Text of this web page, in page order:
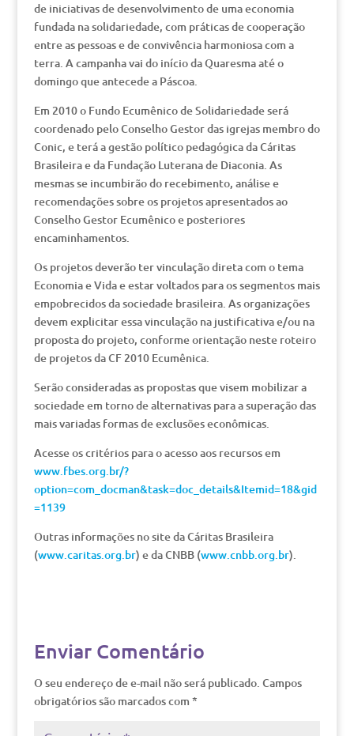
de iniciativas de desenvolvimento de uma economia
fundada na solidariedade, com práticas de cooperação
entre as pessoas e de convivência harmoniosa com a
terra. A campanha vai do início da Quaresma até o
domingo que antecede a Páscoa.
Em 2010 o Fundo Ecumênico de Solidariedade será
coordenado pelo Conselho Gestor das igrejas membro do
Conic, e terá a gestão político pedagógica da Cáritas
Brasileira e da Fundação Luterana de Diaconia. As
mesmas se incumbirão do recebimento, análise e
recomendações sobre os projetos apresentados ao
Conselho Gestor Ecumênico e posteriores
encaminhamentos.
Os projetos deverão ter vinculação direta com o tema
Economia e Vida e estar voltados para os segmentos mais
empobrecidos da sociedade brasileira. As organizações
devem explicitar essa vinculação na justificativa e/ou na
proposta do projeto, conforme orientação neste roteiro
de projetos da CF 2010 Ecumênica.
Serão consideradas as propostas que visem mobilizar a
sociedade em torno de alternativas para a superação das
mais variadas formas de exclusões econômicas.
Acesse os critérios para o acesso aos recursos em
www.fbes.org.br/?
option=com_docman&task=doc_details&Itemid=18&gid
=1139
Outras informações no site da Cáritas Brasileira
(www.caritas.org.br) e da CNBB (www.cnbb.org.br).
Enviar Comentário
O seu endereço de e-mail não será publicado. Campos
obrigatórios são marcados com *